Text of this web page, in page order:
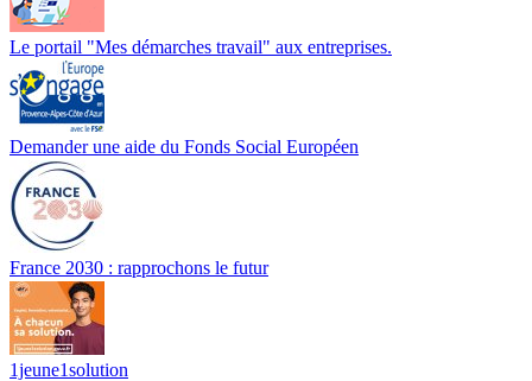
Le portail "Mes démarches travail" aux entreprises.
Demander une aide du Fonds Social Européen
France 2030 : rapprochons le futur
1jeune1solution